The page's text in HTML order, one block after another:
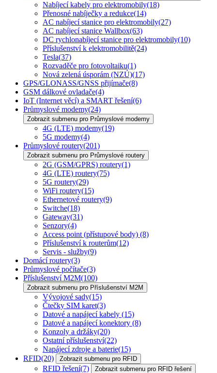
Nabíjecí kabely pro elektromobily(18)
Přenosné nabíječky a redukce(14)
AC nabíjecí stanice pro elektromobily(27)
AC nabíjecí stanice Wallbox(63)
DC rychlonabíjecí stanice pro elektromobily(10)
Příslušenství k elektromobilitě(24)
Tesla(37)
Rozvaděče pro fotovoltaiku(1)
Nová zelená úsporám (NZÚ)(17)
GPS/GLONASS/GNSS přijímače(8)
GSM dálkové ovladače(4)
IoT (Internet věcí) a SMART řešení(6)
Průmyslové modemy(24)
Zobrazit submenu pro Průmyslové modemy
4G (LTE) modemy(19)
5G modemy(4)
Průmyslové routery(201)
Zobrazit submenu pro Průmyslové routery
2G (GSM/GPRS) routery(1)
4G (LTE) routery(75)
5G routery(29)
WiFi routery(15)
Ethernetové routery(9)
Switche(18)
Gateway(31)
Senzory(4)
Access point (přístupové body) (8)
Příslušenství k routerům(12)
Servis - služby(9)
Domácí routery(3)
Průmyslové počítače(3)
Příslušenství M2M(100)
Zobrazit submenu pro Příslušenství M2M
Vývojové sady(15)
Čtečky SIM karet(3)
Datové a napájecí kabely (15)
Datové a napájecí konektory (8)
Konzoly a držáky(20)
Ostatní příslušenství(22)
Napájecí zdroje a baterie(15)
RFID(20) Zobrazit submenu pro RFID
RFID řešení(7) Zobrazit submenu pro RFID řešení